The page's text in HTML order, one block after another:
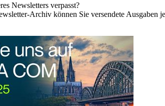
Newsletters verpasst?
Archiv können Sie versendete Ausgaben